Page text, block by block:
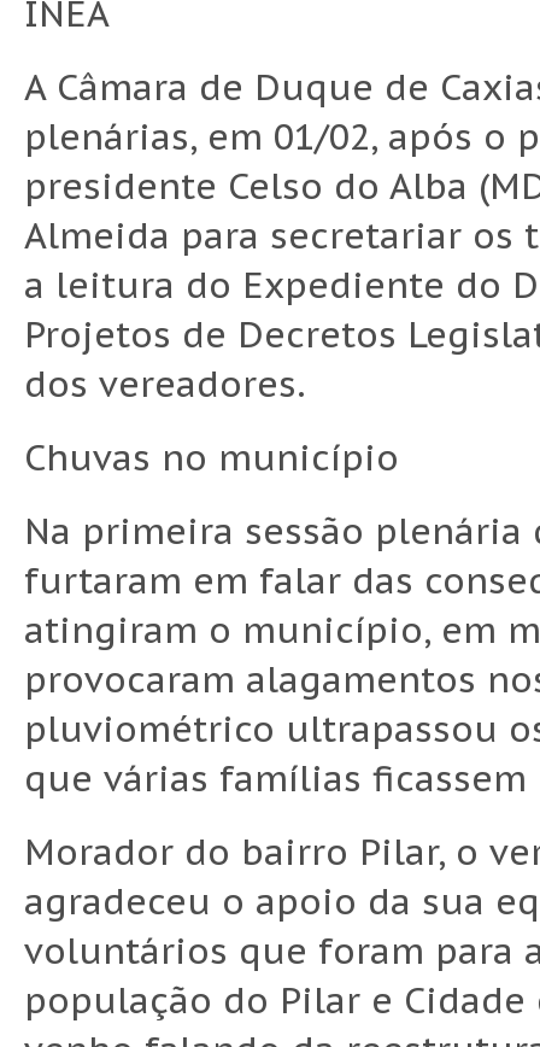
INEA
A Câmara de Duque de
plenárias, em 01/02, após o
presidente Celso do Alba
Almeida para secretariar os
a leitura do Expediente do
Projetos de Decretos
dos vereadores.
Chuvas no município
Na primeira sessão plenária
furtaram em falar das
atingiram o município, em
provocaram alagamentos
pluviométrico ultrapassou
que várias famílias
Morador do bairro Pilar, o
agradeceu o apoio da sua
voluntários que foram para
população do Pilar e